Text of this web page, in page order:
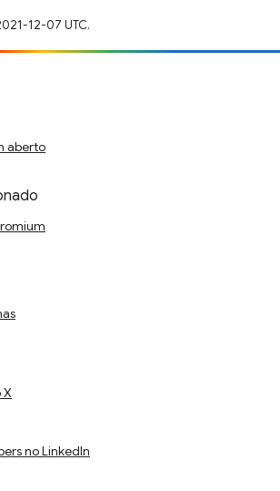
12-07 UTC.
aberto
X
no LinkedIn